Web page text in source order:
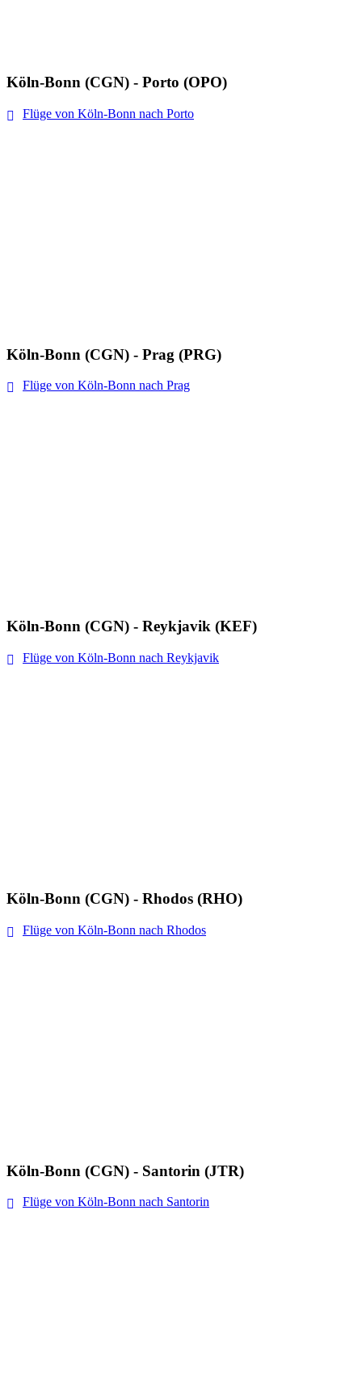
Köln-Bonn (CGN) - Porto (OPO)
Flüge von Köln-Bonn nach Porto
Köln-Bonn (CGN) - Prag (PRG)
Flüge von Köln-Bonn nach Prag
Köln-Bonn (CGN) - Reykjavik (KEF)
Flüge von Köln-Bonn nach Reykjavik
Köln-Bonn (CGN) - Rhodos (RHO)
Flüge von Köln-Bonn nach Rhodos
Köln-Bonn (CGN) - Santorin (JTR)
Flüge von Köln-Bonn nach Santorin